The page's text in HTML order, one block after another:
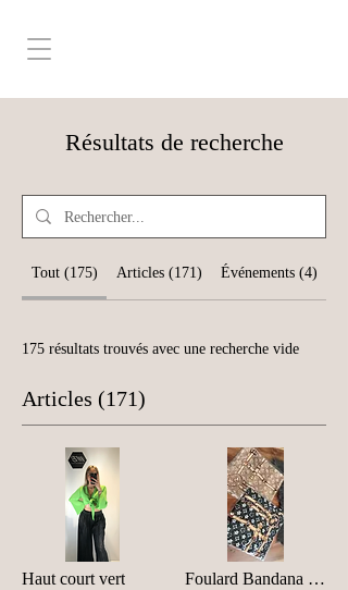
Résultats de recherche
Tout (175) Articles (171) Événements (4)
175 résultats trouvés avec une recherche vide
Articles (171)
Haut court vert Foulard Bandana satiné